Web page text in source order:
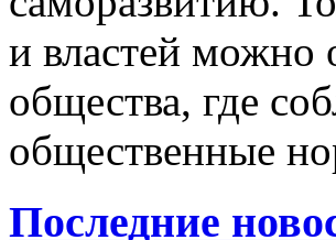
и властей можно
общества, где
общественные
Последние